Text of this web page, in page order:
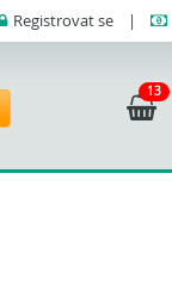
Registrovat se |
13